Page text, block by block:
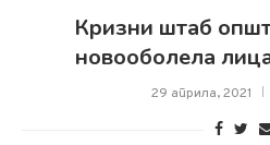
Кризни штаб
новооболела
29 априла, 2021